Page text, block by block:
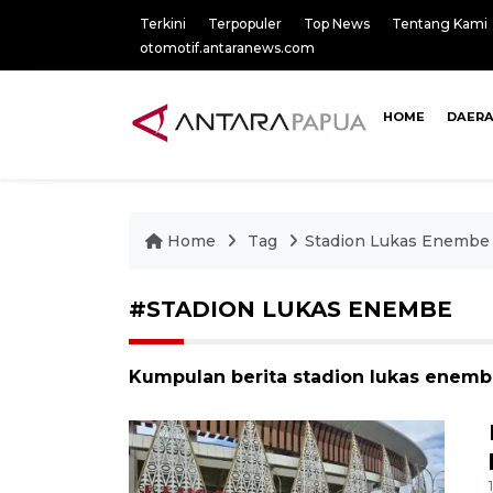
Terkini Terpopuler Top News
Tentang Kami
otomotif.antaranews.com
HOME
Home Tag Stadion Lukas Enembe
#STADION LUKAS ENEMBE
Kumpulan berita stadion lukas